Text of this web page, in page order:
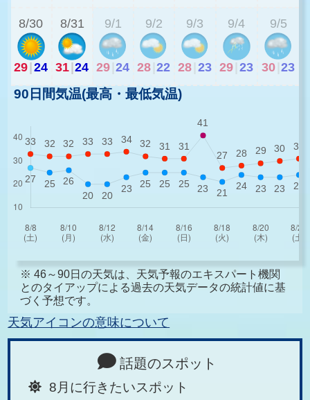
8/30
29|24
8/31
31|24
9/1
29 24
9/2
28 22
9/3
28 23
9/4
29 23
9/5
30 23
90日間気温(最高・最低気温)
※ 46～90日の天気は、天気予報のエキスパート機関
とのタイアップによる過去の天気データの統計値に基
づく予想です。
天気アイコンの意味について
話題のスポット
8月に行きたいスポット